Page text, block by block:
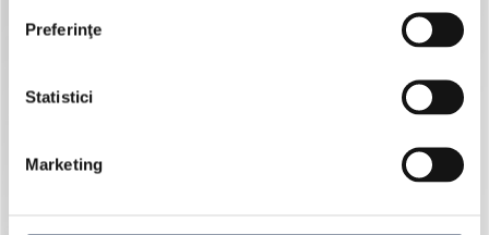
Preferinţe
Statistici
Marketing